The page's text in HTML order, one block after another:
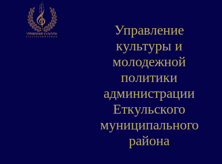
Управление
культуры и
молодежной
политики
администрации
Еткульского
муниципального
района